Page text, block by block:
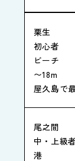
栗生
初心者
ビーチ
〜18m
屋久島で
尾之間
中・上級者
港